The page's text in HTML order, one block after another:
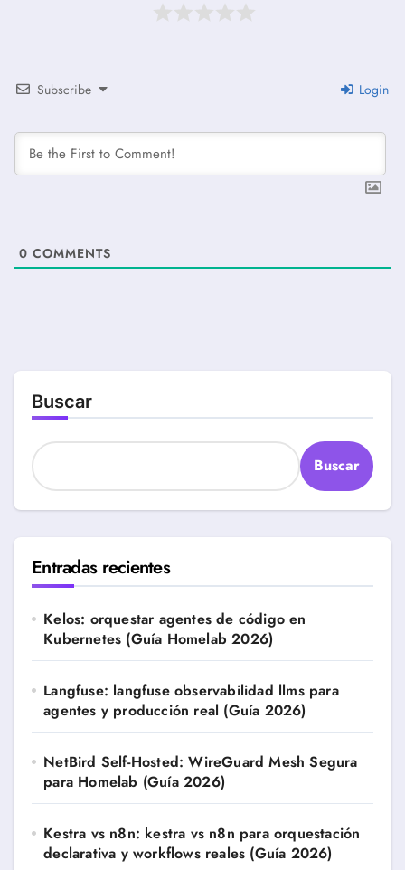
Subscribe Login
0 COMMENTS
Buscar
Buscar
Entradas recientes
Kelos: orquestar agentes de código en
Kubernetes (Guía Homelab 2026)
Langfuse: langfuse observabilidad llms para
agentes y producción real (Guía 2026)
NetBird Self-Hosted: WireGuard Mesh Segura
para Homelab (Guía 2026)
Kestra vs n8n: kestra vs n8n para orquestación
declarativa y workflows reales (Guía 2026)